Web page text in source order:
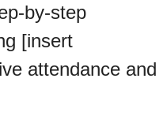
by-step
[insert
attendance and